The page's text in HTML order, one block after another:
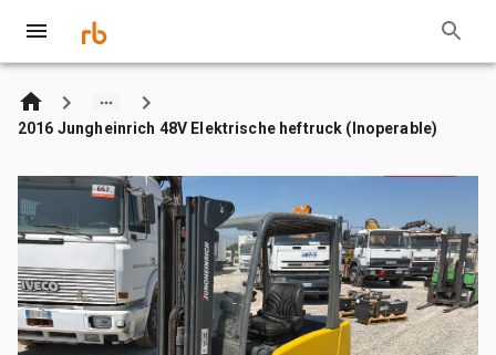
2016 Jungheinrich 48V Elektrische heftruck (Inoperable)